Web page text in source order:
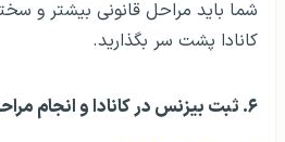
شما باید مراحل قانونی بیشتر و
کانادا پشت سر بگذارید.
۶. ثبت بیزنس در کانادا و انجام مراحل قانونی